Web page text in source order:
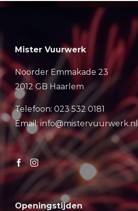
Mister Vuurwerk
Noorder Emmakade 23
2012 GB Haarlem
Telefoon: 023 532 0181
Email: info@mistervuurwerk.nl
Openingstijden